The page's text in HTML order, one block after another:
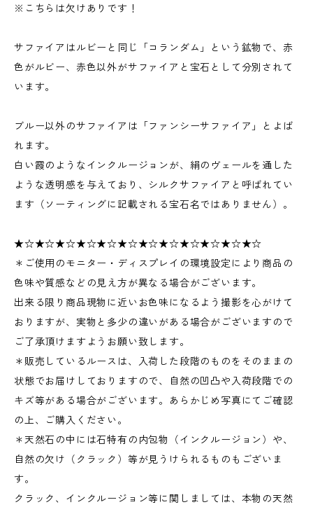
※こちらは欠けありです！
サファイアはルビーと同じ「コランダム」という鉱物で、赤
色がルビー、赤色以外がサファイアと宝石として分別されて
います。
ブルー以外のサファイアは「ファンシーサファイア」とよば
れます。
白い霞のようなインクルージョンが、絹のヴェールを通した
ような透明感を与えており、シルクサファイアと呼ばれてい
ます（ソーティングに記載される宝石名ではありません）。
★☆★☆★☆★☆★☆★☆★☆★☆★☆★☆★☆★☆
＊ご使用のモニター・ディスプレイの環境設定により商品の
色味や質感などの見え方が異なる場合がございます。
出来る限り商品現物に近いお色味になるよう撮影を心がけて
おりますが、実物と多少の違いがある場合がございますので
ご了承頂けますようお願い致します。
＊販売しているルースは、入荷した段階のものをそのままの
状態でお届けしておりますので、自然の凹凸や入荷段階での
キズ等がある場合がございます。あらかじめ写真にてご確認
の上、ご購入ください。
＊天然石の中には石特有の内包物（インクルージョン）や、
自然の欠け（クラック）等が見うけられるものもございま
す。
クラック、インクルージョン等に関しましては、本物の天然